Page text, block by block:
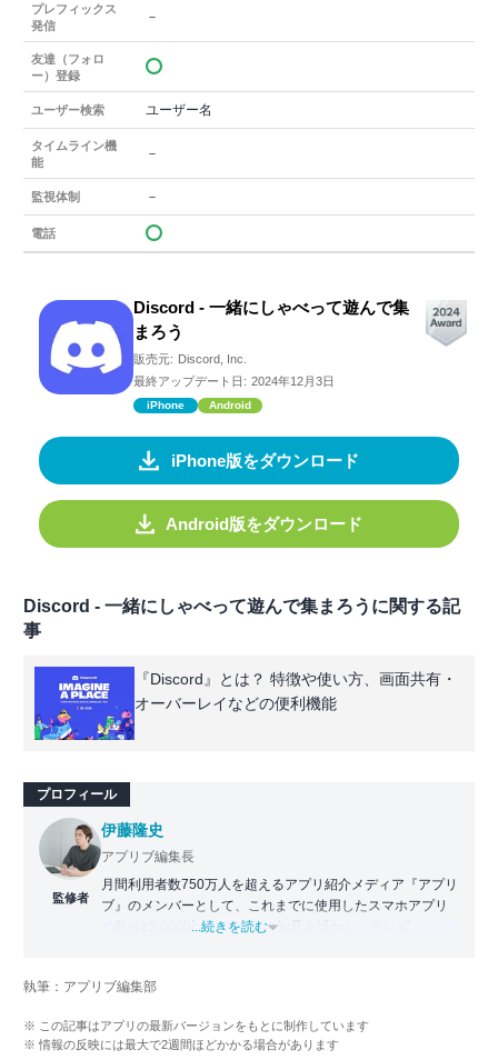
プレフィックス
発信
－
友達（フォロ
ー）登録
ユーザー検索 ユーザー名
タイムライン機
能
－
監視体制 －
電話
Discord - 一緒にしゃべって遊んで集
まろう
販売元: Discord, Inc.
最終アップデート日: 2024年12月3日
iPhone Android
iPhone版をダウンロード
Android版をダウンロード
Discord - 一緒にしゃべって遊んで集まろうに関する記
事
『Discord』とは？ 特徴や使い方、画面共有・
オーバーレイなどの便利機能
プロフィール
監修者
伊藤隆史
アプリブ編集長
月間利用者数750万人を超えるアプリ紹介メディア『アプリ
ブ』のメンバーとして、これまでに使用したスマホアプリ
の数は25,000以上。アプリの知見を活かし、テレビ・
化アプリの紹介）、TBS『サタプラ』（スマホライフが変
スマホアプリ）他
...続きを読む
執筆：アプリブ編集部
※ この記事はアプリの最新バージョンをもとに制作しています
※ 情報の反映には最大で2週間ほどかかる場合があります